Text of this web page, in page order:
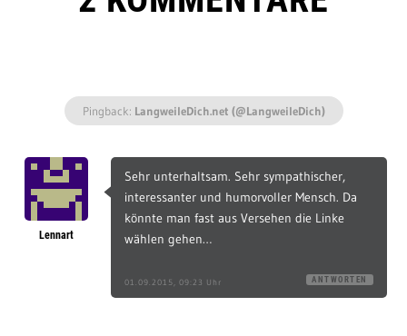
Pingback: LangweileDich.net (@LangweileDich)
Lennart
Sehr unterhaltsam. Sehr sympathischer,
interessanter und humorvoller Mensch. Da
könnte man fast aus Versehen die Linke
wählen gehen…
01.09.2015, 09:23 Uhr ANTWORTEN